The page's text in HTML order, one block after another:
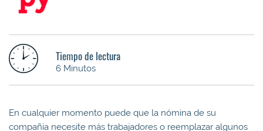
Tiempo de lectura
6 Minutos
En cualquier momento puede que la nómina de su
compañía necesite más trabajadores o reemplazar algunos